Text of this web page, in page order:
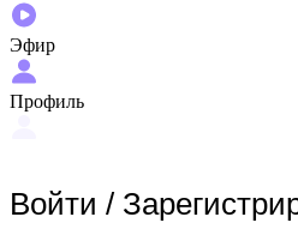
Эфир
Профиль
Войти /